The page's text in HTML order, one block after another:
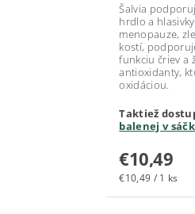
Šalvia
hrdlo a
menopauze,
kostí,
funkciu čriev a
antioxidanty,
oxidáciou.
Taktiež
balenej v
€10,49
€10,49 / 1 ks